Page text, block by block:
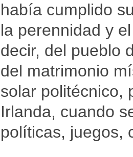
había cumplido
la perennidad y
decir, del pueblo
del matrimonio
solar politécnico,
Irlanda, cuando
políticas, juegos,